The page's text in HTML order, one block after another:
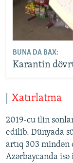
BUNA DA BAX:
Karantin
Xatırlatma
2019-cu ilin
edilib. Dünyada
artıq 303
Azərbaycanda